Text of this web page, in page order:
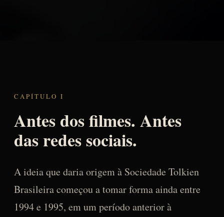
CAPÍTULO I
Antes dos filmes. Antes
das redes sociais.
A ideia que daria origem à Sociedade Tolkien
Brasileira começou a tomar forma ainda entre
1994 e 1995, em um período anterior à